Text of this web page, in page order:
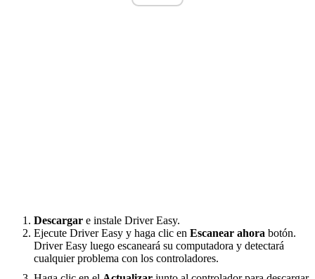
Descargar e instale Driver Easy.
Ejecute Driver Easy y haga clic en Escanear ahora botón.
Driver Easy luego escaneará su computadora y detectará
cualquier problema con los controladores.